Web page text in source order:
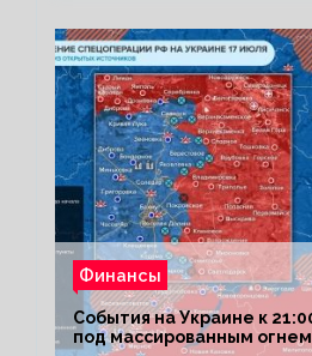
Финансы
События на Украине к
под массированным